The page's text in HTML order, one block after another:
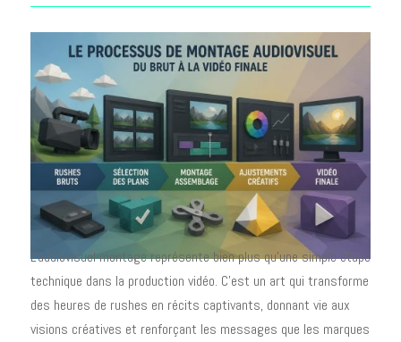
L'audiovisuel montage représente bien plus qu'une simple étape
technique dans la production vidéo. C'est un art qui transforme
des heures de rushes en récits captivants, donnant vie aux
visions créatives et renforçant les messages que les marques